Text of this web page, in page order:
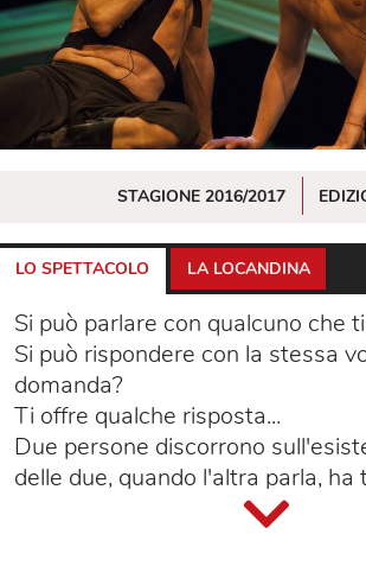
STAGIONE 2016/2017
LO SPETTACOLO LA LOCANDINA
Si può parlare con qualcuno che
Si può rispondere con la stessa
domanda?
Ti offre qualche risposta...
Due persone discorrono
delle due, quando l'altra parla, ha
pensare: sospetta il tranello ma